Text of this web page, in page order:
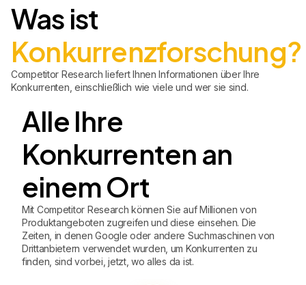
Was ist
Konkurrenzforschung?
Competitor Research liefert Ihnen Informationen über Ihre
Konkurrenten, einschließlich wie viele und wer sie sind.
Alle Ihre
Konkurrenten an
einem Ort
Mit Competitor Research können Sie auf Millionen von
Produktangeboten zugreifen und diese einsehen. Die
Zeiten, in denen Google oder andere Suchmaschinen von
Drittanbietern verwendet wurden, um Konkurrenten zu
finden, sind vorbei, jetzt, wo alles da ist.